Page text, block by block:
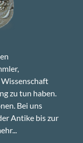
zu tun haben.
Bei uns
Antike bis zur